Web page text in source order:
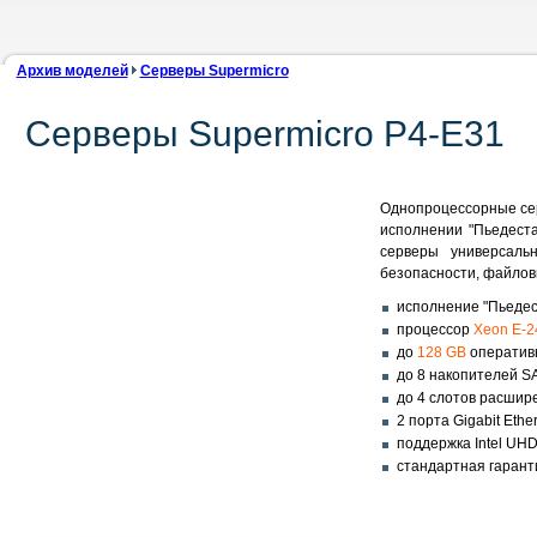
Архив моделей Серверы Supermicro
Серверы Supermicro P4-E31
Однопроцессорные
исполнении
серверы
безопасности,
исполнение
процессор Xeon E-
до 128 GB
до 8 накопителей
до 4 слотов
2 порта Gigabit
поддержка Intel
стандартная